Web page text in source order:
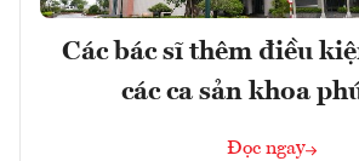
Các bác sĩ thêm điều
các ca sản khoa
Đọc ngay